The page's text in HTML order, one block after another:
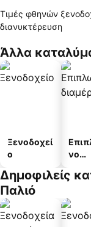
Τιμές φθηνών
διανυκτέρευση
Άλλα
Ξενοδοχεί
ο
νο
α
Δημοφιλείς
Παλιό